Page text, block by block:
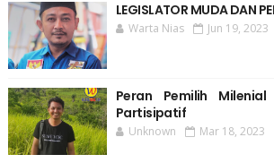
LEGISLATOR MUDA DAN
Warta Nias Jun 19, 2023
Peran Pemilih
Partisipatif
Unknown Mar 18, 2023